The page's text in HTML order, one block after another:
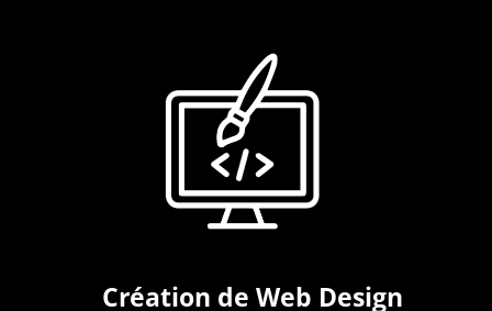
Création de Web Design